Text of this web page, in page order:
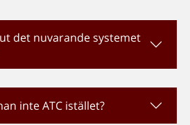
det nuvarande systemet
inte ATC istället?